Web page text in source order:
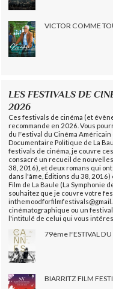
VICTOR COMME
LES FESTIVALS DE
2026
Ces festivals de cinéma (et
recommande en 2026. Vous
du Festival du Cinéma
Documentaire Politique de La
festivals de cinéma, je couvre
consacré un recueil de
38, 2016), et deux romans qui
dans l'âme, Éditions du 38,
Film de La Baule (La Symphonie
souhaitez que je couvre votre
cinématographique ou un
l'intitulé de celui qui vous
79ème FESTIVAL
BIARRITZ FILM